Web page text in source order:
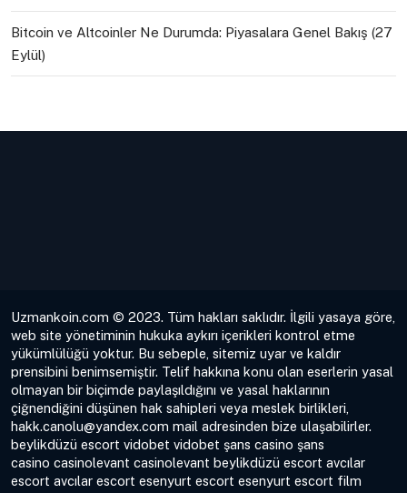
Bitcoin ve Altcoinler Ne Durumda: Piyasalara Genel Bakış (27
Eylül)
Uzmankoin.com © 2023. Tüm hakları saklıdır. İlgili yasaya göre,
web site yönetiminin hukuka aykırı içerikleri kontrol etme
yükümlülüğü yoktur. Bu sebeple, sitemiz uyar ve kaldır
prensibini benimsemiştir. Telif hakkına konu olan eserlerin yasal
olmayan bir biçimde paylaşıldığını ve yasal haklarının
çiğnendiğini düşünen hak sahipleri veya meslek birlikleri,
hakk.canolu@yandex.com mail adresinden bize ulaşabilirler.
beylikdüzü escort vidobet vidobet şans casino şans
casino casinolevant casinolevant beylikdüzü escort avcılar
escort avcılar escort esenyurt escort esenyurt escort film